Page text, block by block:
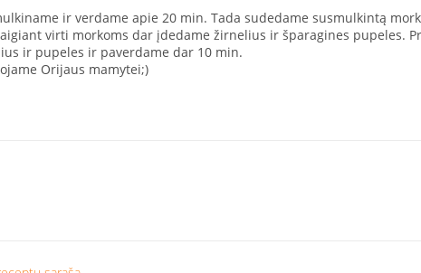
ir verdame apie 20 min. Tada sudedame susmulkintą
virti morkoms dar įdedame žirnelius ir šparagines pupeles.
ir pupeles ir paverdame dar 10 min.
Orijaus mamytei;)